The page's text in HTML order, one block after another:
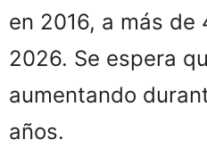
en 2016, a más de
2026. Se espera
aumentando
años.